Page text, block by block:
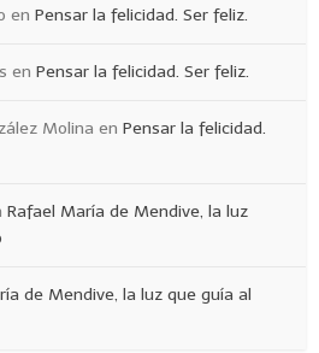
enPensar la felicidad. Ser feliz.
enPensar la felicidad. Ser feliz.
Molina enPensar la felicidad.
Rafael María de Mendive, la luz
de Mendive, la luz que guía al